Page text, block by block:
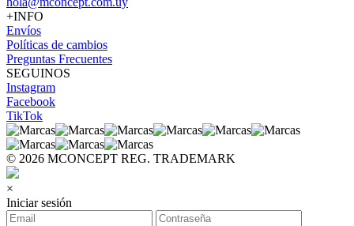
+INFO
Envíos
Políticas de cambios
Preguntas Frecuentes
SEGUINOS
Instagram
Facebook
TikTok
© 2026 MCONCEPT REG. TRADEMARK
×
Iniciar sesión